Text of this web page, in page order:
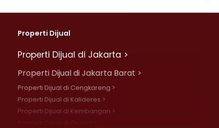
Properti Dijual
Properti Dijual di Jakarta >
Properti Dijual di Jakarta Barat >
Properti Dijual di Cengkareng >
Properti Dijual di Kalideres >
Properti Dijual di Kembangan >